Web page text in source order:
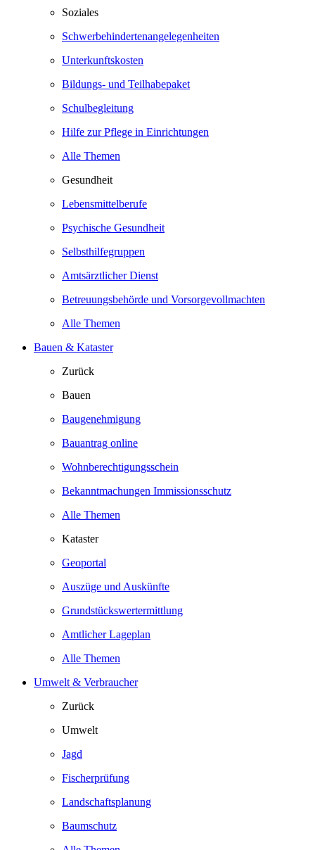
Soziales
Schwerbehindertenangelegenheiten
Unterkunftskosten
Bildungs- und Teilhabepaket
Schulbegleitung
Hilfe zur Pflege in Einrichtungen
Alle Themen
Gesundheit
Lebensmittelberufe
Psychische Gesundheit
Selbsthilfegruppen
Amtsärztlicher Dienst
Betreuungsbehörde und Vorsorgevollmachten
Alle Themen
Bauen & Kataster
Zurück
Bauen
Baugenehmigung
Bauantrag online
Wohnberechtigungsschein
Bekanntmachungen Immissionsschutz
Alle Themen
Kataster
Geoportal
Auszüge und Auskünfte
Grundstückswertermittlung
Amtlicher Lageplan
Alle Themen
Umwelt & Verbraucher
Zurück
Umwelt
Jagd
Fischerprüfung
Landschaftsplanung
Baumschutz